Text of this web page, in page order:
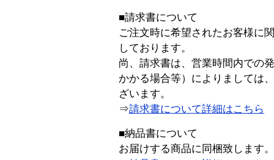
■請求書について
ご注文時に希望されたお客様に
しております。
尚、請求書は、営業時間内での
かかる場合等）によりましては
ざいます。
⇒請求書について詳細はこちら
■納品書について
お届けする商品に同梱致します。